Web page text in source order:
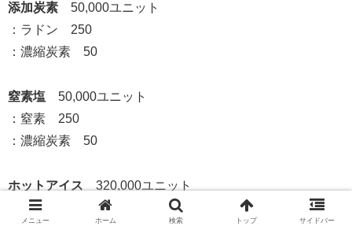
添加炭素 50,000ユニット
：ラドン 250
：濃縮炭素 50
窒素塩 50,000ユニット
：窒素 250
：濃縮炭素 50
ホットアイス 320,000ユニット
：添加炭素 1
メニュー ホーム 検索 トップ サイドバー